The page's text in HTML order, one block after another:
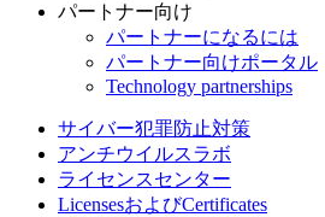
パートナー向け
パートナーになるには
パートナー向けポータル
Technology partnerships
サイバー犯罪防止対策
アンチウイルスラボ
ライセンスセンター
LicensesおよびCertificates